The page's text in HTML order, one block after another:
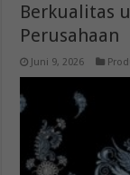
Berkualitas
Perusahaan
Juni 9, 2026